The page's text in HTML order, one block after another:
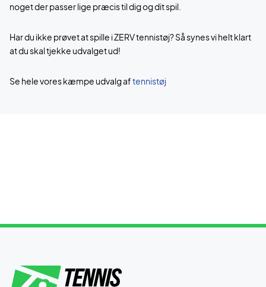
noget der passer lige præcis til dig og dit spil.
Har du ikke prøvet at spille i ZERV tennistøj? Så synes vi helt klart
at du skal tjekke udvalget ud!
Se hele vores kæmpe udvalg aftennistøj